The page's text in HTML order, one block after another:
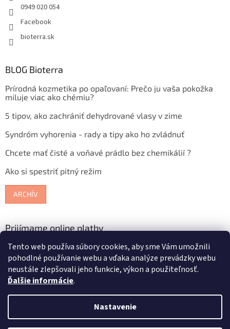
Tento web používa súbory cookies, aby sme Vám umožnili
pohodlné používanie webu a vďaka analýze prevádzky webu
neustále zlepšovali jeho funkcie, výkon a použiteľnosť.
Ďalšie informácie.
Nastavenie
0949 020 054
Facebook
bioterra.sk
BLOG Bioterra
Prírodná kozmetika po opaľovaní: Prečo ju vaša pokožka
miluje viac ako chémiu?
5 tipov, ako zachrániť dehydrované vlasy v zime
Syndróm vyhorenia - rady a tipy ako ho zvládnuť
Chcete mať čisté a voňavé prádlo bez chemikálií ?
Ako si spestriť pitný režim
ARCHÍV
Prijímame online platby